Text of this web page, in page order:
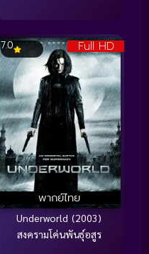
Full HD
พากย์ไทย
7.0
Underworld (2003)
สงครามโค่นพันธุ์อสูร